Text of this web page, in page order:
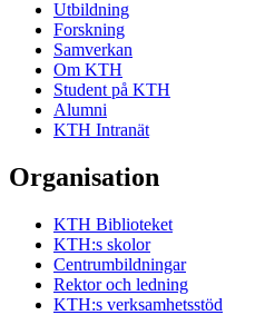
Utbildning
Forskning
Samverkan
Om KTH
Student på KTH
Alumni
KTH Intranät
Organisation
KTH Biblioteket
KTH:s skolor
Centrumbildningar
Rektor och ledning
KTH:s verksamhetsstöd